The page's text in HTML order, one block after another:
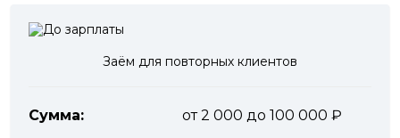
Заём для повторных клиентов
Сумма:
от 2 000 до 100 000